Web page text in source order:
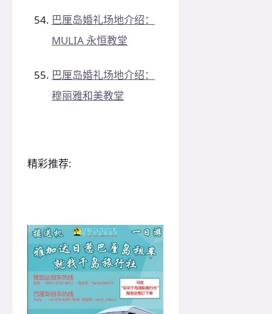
巴厘岛婚礼场地介绍：
MULIA 永恒教堂
巴厘岛婚礼场地介绍：
穆丽雅和美教堂
精彩推荐: